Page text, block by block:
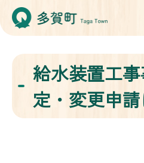
給水装置工
定・変更申